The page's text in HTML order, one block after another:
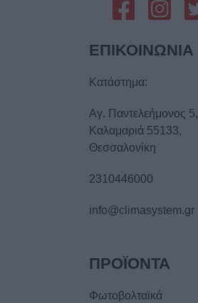
ΕΠΙΚΟΙΝΩΝIΑ
Κατάστημα:
Αγ. Παντελεήμονος 5,
Καλαμαριά 55133,
Θεσσαλονίκη
2310446000
info@climasystem.gr
ΠΡΟΪOΝΤΑ
Φωτοβολταϊκά